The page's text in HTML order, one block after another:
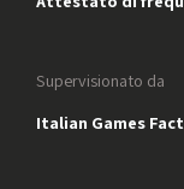
Supervisionato da
Italian Games